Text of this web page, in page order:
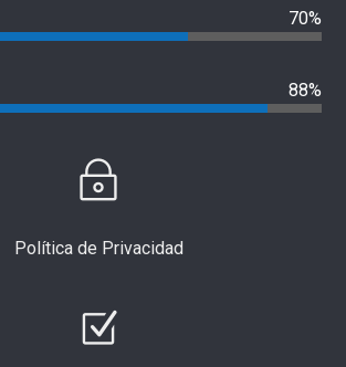
70%
88%
Política de Privacidad